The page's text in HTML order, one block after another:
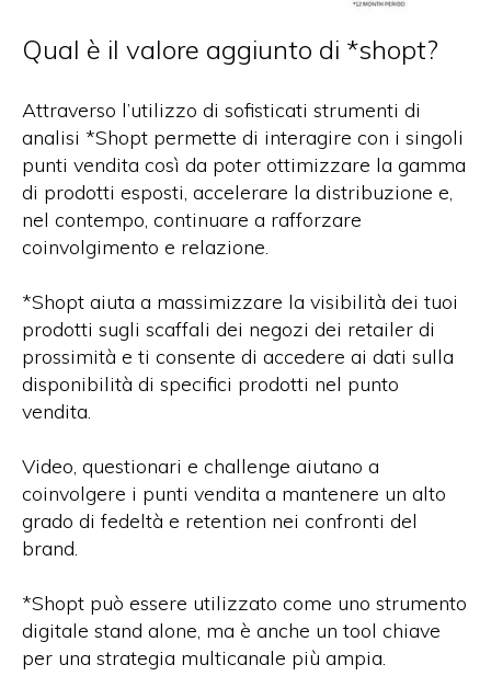
Qual è il valore aggiunto di *shopt?
Attraverso l’utilizzo di sofisticati strumenti di
analisi *Shopt permette di interagire con i singoli
punti vendita così da poter ottimizzare la gamma
di prodotti esposti, accelerare la distribuzione e,
nel contempo, continuare a rafforzare
coinvolgimento e relazione.
*Shopt aiuta a massimizzare la visibilità dei tuoi
prodotti sugli scaffali dei negozi dei retailer di
prossimità e ti consente di accedere ai dati sulla
disponibilità di specifici prodotti nel punto
vendita.
Video, questionari e challenge aiutano a
coinvolgere i punti vendita a mantenere un alto
grado di fedeltà e retention nei confronti del
brand.
*Shopt può essere utilizzato come uno strumento
digitale stand alone, ma è anche un tool chiave
per una strategia multicanale più ampia.